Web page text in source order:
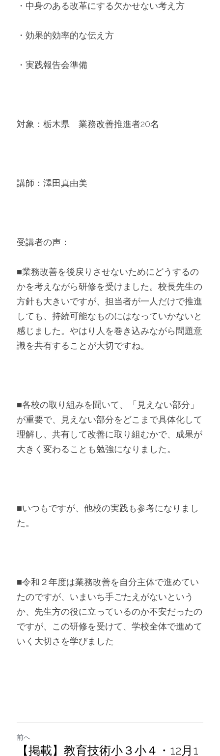
・中身のある改革にする欠かせない考え方
・効果的効率的な伝え方
・実践報告会準備
対象：栃木県　業務改善推進者20名
講師：澤田真由美
受講者の声：
■業務改善を後戻りさせないためにどうするの
かを考えながら研修を受けました。校長先生の
方針も大きいですが、担当者が一人だけで推進
しても、持続可能なものにはなっていかないと
感じました。やはり人を巻き込みながら問題意
識を共有することが大切ですね。
■各校の取り組みを聞いて、「見えない部分」
が重要で、見えない部分をどこまで具体化して
理解し、共有して改善に取り組むかで、成果が
大きく変わることも勉強になりました。
■いつもですが、他校の実践も参考になりまし
た。
■令和２年度は業務改善を自分主体で進めてい
たのですが、いまいち手ごたえがないという
か、先生方の役に立っているのか不安だったの
ですが、この研修を受けて、学校全体で進めて
いく大切さを学びました
前へ
【掲載】教育技術小３小４・12月1